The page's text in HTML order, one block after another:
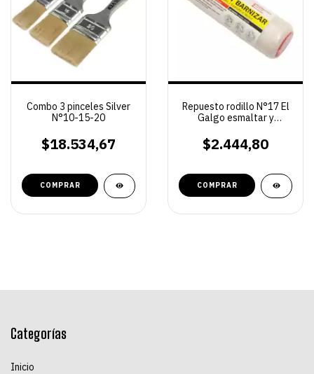
Combo 3 pinceles Silver
N°10-15-20
$18.534,67
Repuesto rodillo N°17 El
Galgo esmaltar y
$2.444,80
Categorías
Inicio